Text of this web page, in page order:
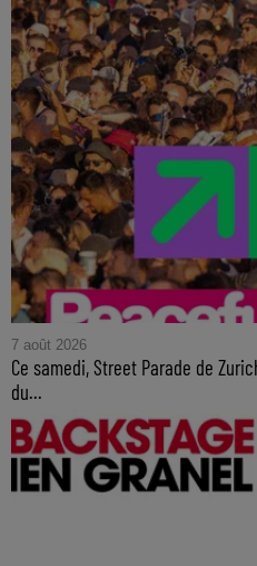
7 août 2026
Ce samedi, Street Parade de
du...